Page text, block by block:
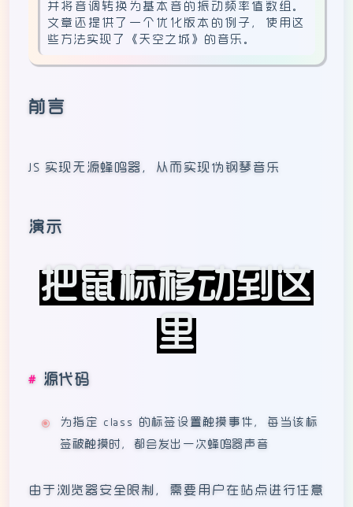
并将音调转换为基本音的振动频率值数组。
文章还提供了一个优化版本的例子，使用这
些方法实现了《天空之城》的音乐。
前言
JS 实现无源蜂鸣器，从而实现伪钢琴音乐
演示
把鼠标移动到这
里
源代码
为指定 class 的标签设置触摸事件，每当该标
签被触摸时，都会发出一次蜂鸣器声音
由于浏览器安全限制，需要用户在站点进行任意